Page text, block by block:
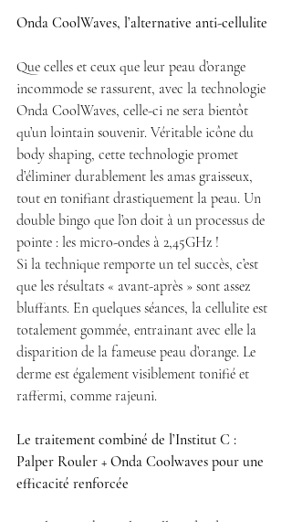
Onda CoolWaves, l’alternative anti-cellulite
Que celles et ceux que leur peau d’orange
incommode se rassurent, avec la technologie
Onda CoolWaves, celle-ci ne sera bientôt
qu’un lointain souvenir. Véritable icône du
body shaping, cette technologie promet
d’éliminer durablement les amas graisseux,
tout en tonifiant drastiquement la peau. Un
double bingo que l’on doit à un processus de
pointe : les micro-ondes à 2,45GHz !
Si la technique remporte un tel succès, c’est
que les résultats « avant-après » sont assez
bluffants. En quelques séances, la cellulite est
totalement gommée, entrainant avec elle la
disparition de la fameuse peau d’orange. Le
derme est également visiblement tonifié et
raffermi, comme rajeuni.
Le traitement combiné de l’Institut C :
Palper Rouler + Onda Coolwaves pour une
efficacité renforcée